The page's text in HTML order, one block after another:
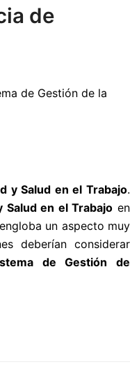
de
de Gestión de la
y Salud en el Trabajo.
Salud en el Trabajo en
un aspecto muy
deberían considerar
de Gestión de